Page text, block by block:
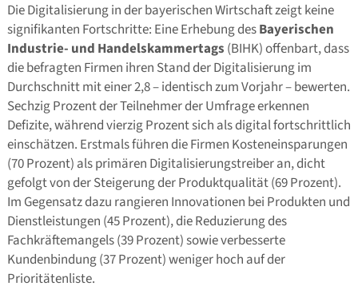
Die Digitalisierung in der bayerischen Wirtschaft zeigt keine
signifikanten Fortschritte: Eine Erhebung desBayerischen
Industrie- und Handelskammertags (BIHK) offenbart, dass
die befragten Firmen ihren Stand der Digitalisierung im
Durchschnitt mit einer 2,8 – identisch zum Vorjahr – bewerten.
Sechzig Prozent der Teilnehmer der Umfrage erkennen
Defizite, während vierzig Prozent sich als digital fortschrittlich
einschätzen. Erstmals führen die Firmen Kosteneinsparungen
(70 Prozent) als primären Digitalisierungstreiber an, dicht
gefolgt von der Steigerung der Produktqualität (69 Prozent).
Im Gegensatz dazu rangieren Innovationen bei Produkten und
Dienstleistungen (45 Prozent), die Reduzierung des
Fachkräftemangels (39 Prozent) sowie verbesserte
Kundenbindung (37 Prozent) weniger hoch auf der
Prioritätenliste.